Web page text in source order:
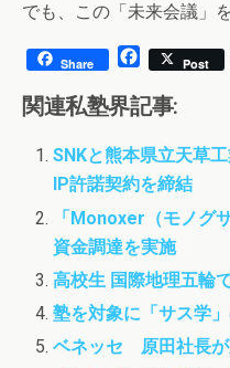
でも、この「未来会議」
Share
F
c
e
b
o
o
k
Post
関連私塾界記事:
SNKと熊本県立天草
IP許諾契約を締結
「Monoxer（モノグ
資金調達を実施
高校生 国際地理五輪
塾を対象に「サス学
ベネッセ 原田社長